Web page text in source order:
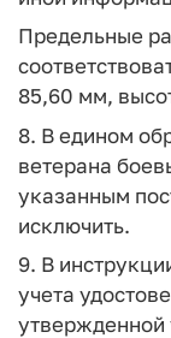
Предельные
85,60 мм,
8. В едином
ветерана
указанным
исключить.
9. В
учета
утвержденной